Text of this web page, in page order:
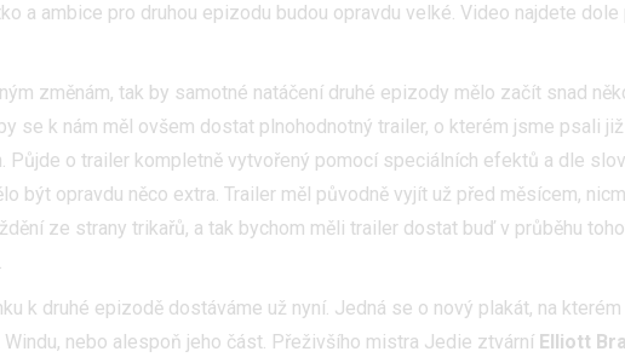
a ambice pro druhou epizodu budou opravdu velké. Video najdete dole
změnám, tak by samotné natáčení druhé epizody mělo začít snad
se k nám měl ovšem dostat plnohodnotný trailer, o kterém jsme psali již
Půjde o trailer kompletně vytvořený pomocí speciálních efektů a dle slov
být opravdu něco extra. Trailer měl původně vyjít už před měsícem,
ze strany trikařů, a tak bychom měli trailer dostat buď v průběhu
k druhé epizodě dostáváme už nyní. Jedná se o nový plakát, na kterém
nebo alespoň jeho část. Přeživšího mistra Jedie ztvární Elliott